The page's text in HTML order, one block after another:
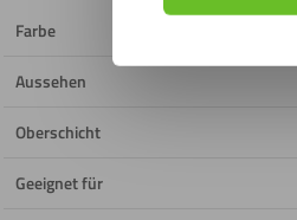
Farbe
Aussehen
Oberschicht
Geeignet für